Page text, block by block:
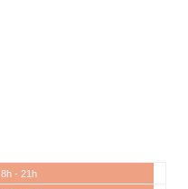
8h - 21h